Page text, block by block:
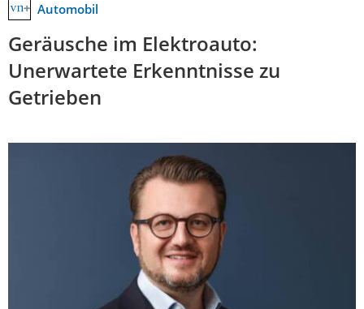
Automobil
Geräusche im Elektroauto:
Unerwartete Erkenntnisse zu
Getrieben